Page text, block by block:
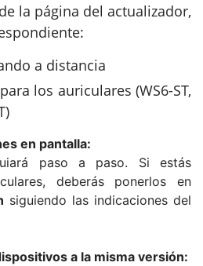
la página del actualizador,
a distancia
los auriculares (WS6-ST,
en pantalla:
paso a paso. Si estás
deberás ponerlos en
siguiendo las indicaciones del
a la misma versión: